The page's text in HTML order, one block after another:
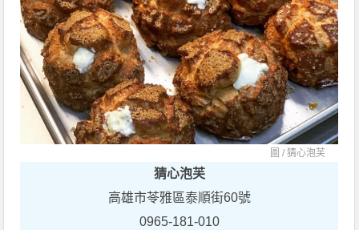
圖 /猜心泡芙
猜心泡芙
高雄市苓雅區泰順街60號
0965-181-010